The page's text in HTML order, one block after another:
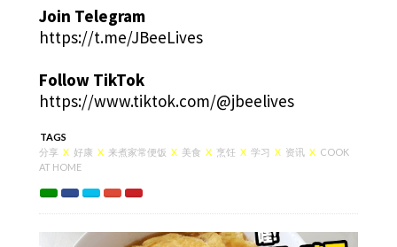
Join Telegram
https://t.me/JBeeLives
Follow TikTok
https://www.tiktok.com/@jbeelives
TAGS
分享 X 好康 X 来煮家常便饭 X 美食 X 烹饪 X 学习 X 资讯 X COOK
AT HOME